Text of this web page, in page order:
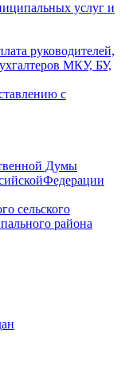
услуг и
руководителей,
МКУ, БУ,
с
Думы
сельского
района